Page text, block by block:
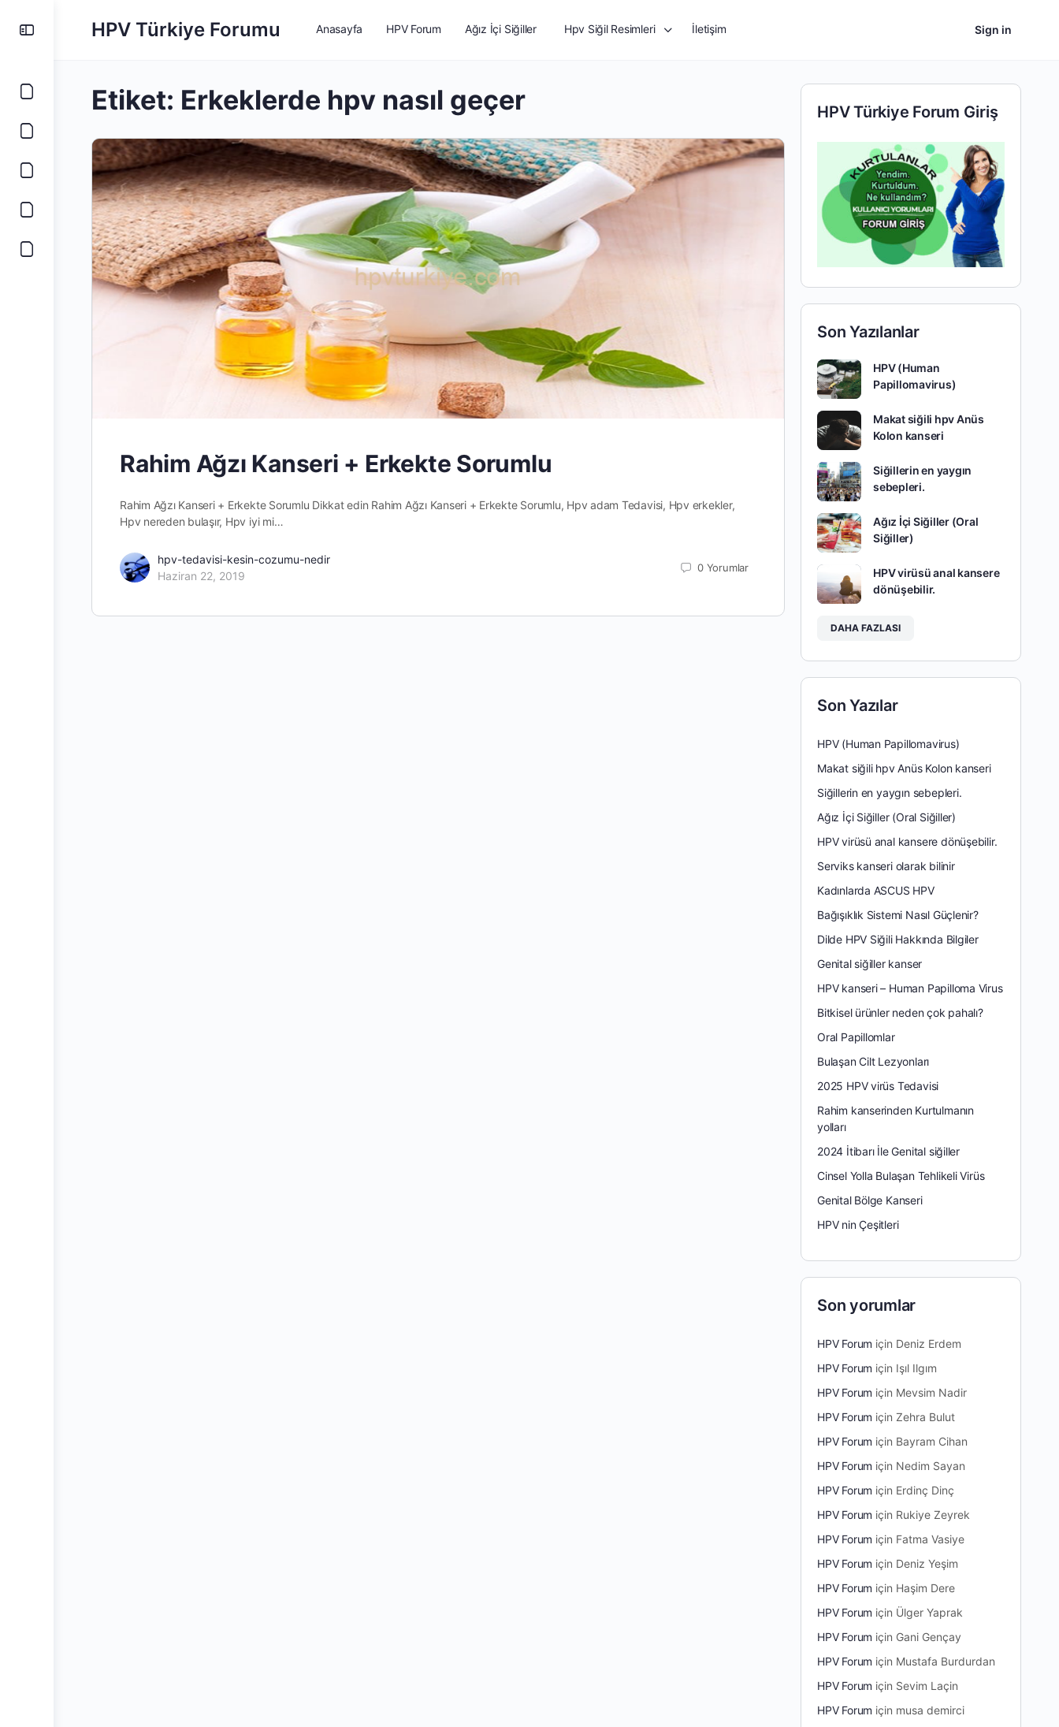
HPV Türkiye Forumu Anasayfa HPV Forum Ağız İçi Siğiller Hpv Siğil Resimleri İletişim Sign in
Etiket: Erkeklerde hpv nasıl geçer
Rahim Ağzı Kanseri + Erkekte Sorumlu
Rahim Ağzı Kanseri + Erkekte Sorumlu Dikkat edin Rahim Ağzı Kanseri + Erkekte Sorumlu, Hpv adam Tedavisi, Hpv erkekler,
Hpv nereden bulaşır, Hpv iyi mi…
hpv-tedavisi-kesin-cozumu-nedir
Haziran 22, 2019
0 Yorumlar
HPV Türkiye Forum Giriş
Son Yazılanlar
HPV (Human
Papillomavirus)
Makat siğili hpv Anüs
Kolon kanseri
Siğillerin en yaygın
sebepleri.
Ağız İçi Siğiller (Oral
Siğiller)
HPV virüsü anal kansere
dönüşebilir.
DAHA FAZLASI
Son Yazılar
HPV (Human Papillomavirus)
Makat siğili hpv Anüs Kolon kanseri
Siğillerin en yaygın sebepleri.
Ağız İçi Siğiller (Oral Siğiller)
HPV virüsü anal kansere dönüşebilir.
Serviks kanseri olarak bilinir
Kadınlarda ASCUS HPV
Bağışıklık Sistemi Nasıl Güçlenir?
Dilde HPV Siğili Hakkında Bilgiler
Genital siğiller kanser
HPV kanseri – Human Papilloma Virus
Bitkisel ürünler neden çok pahalı?
Oral Papillomlar
Bulaşan Cilt Lezyonları
2025 HPV virüs Tedavisi
Rahim kanserinden Kurtulmanın
yolları
2024 İtibarı İle Genital siğiller
Cinsel Yolla Bulaşan Tehlikeli Virüs
Genital Bölge Kanseri
HPV nin Çeşitleri
Son yorumlar
HPV Forum için Deniz Erdem
HPV Forum için Işıl Ilgım
HPV Forum için Mevsim Nadir
HPV Forum içinZehra Bulut
HPV Forum için Bayram Cihan
HPV Forum için Nedim Sayan
HPV Forum için Erdinç Dinç
HPV Forum için Rukiye Zeyrek
HPV Forum için Fatma Vasiye
HPV Forum için Deniz Yeşim
HPV Forum için Haşim Dere
HPV Forum için Ülger Yaprak
HPV Forum için Gani Gençay
HPV Forum için Mustafa Burdurdan
HPV Forum için Sevim Laçin
HPV Forum için musa demirci